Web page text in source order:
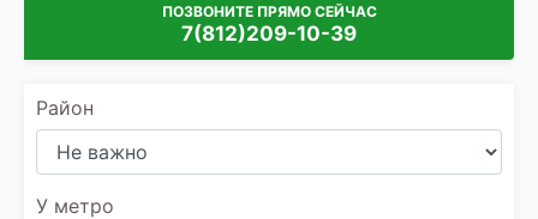
ПОЗВОНИТЕ ПРЯМО СЕЙЧАС
7(812)209-10-39
Район
У метро